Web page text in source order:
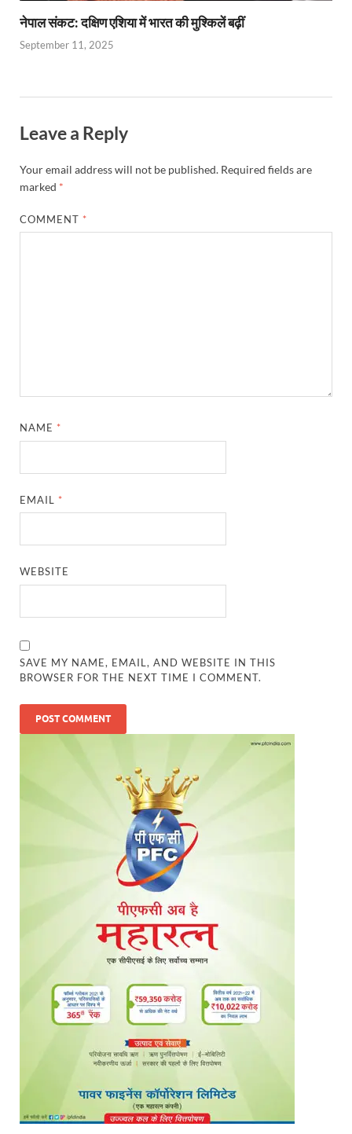
नेपाल संकट: दक्षिण एशिया में भारत की मुश्किलें बढ़ीं
September 11, 2025
Leave a Reply
Your email address will not be published. Required fields are
marked *
COMMENT *
NAME *
EMAIL *
WEBSITE
SAVE MY NAME, EMAIL, AND WEBSITE IN THIS
BROWSER FOR THE NEXT TIME I COMMENT.